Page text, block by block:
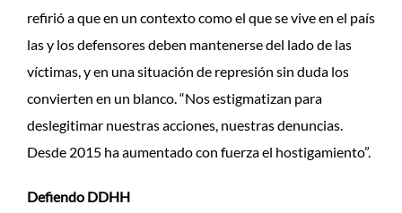
refirió a que en un contexto como el que se vive en el país
las y los defensores deben mantenerse del lado de las
víctimas, y en una situación de represión sin duda los
convierten en un blanco. “Nos estigmatizan para
deslegitimar nuestras acciones, nuestras denuncias.
Desde 2015 ha aumentado con fuerza el hostigamiento”.
Defiendo DDHH